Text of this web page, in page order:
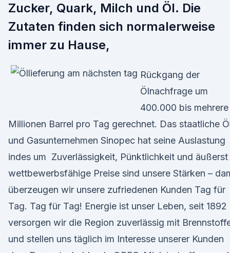
Zucker, Quark, Milch und Öl. Die
Zutaten finden sich normalerweise
immer zu Hause,
Rückgang der
Ölnachfrage um
400.000 bis mehrere
Millionen Barrel pro Tag gerechnet. Das staatliche
und Gasunternehmen Sinopec hat seine Auslastung
indes um Zuverlässigkeit, Pünktlichkeit und äußerst
wettbewerbsfähige Preise sind unsere Stärken –
überzeugen wir unsere zufriedenen Kunden Tag für
Tag. Tag für Tag! Energie ist unser Leben, seit 1892
versorgen wir die Region zuverlässig mit
und stellen uns täglich im Interesse unserer Kunden